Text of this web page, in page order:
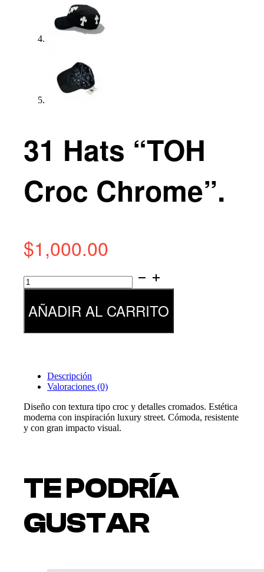
31 Hats “TOH
Croc Chrome”.
$1,000.00
31
Hats
Croc
Chrome".
AÑADIR AL CARRITO
Descripción
Valoraciones (0)
Diseño con textura tipo croc y detalles cromados. Estética
moderna con inspiración luxury street. Cómoda, resistente
y con gran impacto visual.
TE PODRÍA
GUSTAR